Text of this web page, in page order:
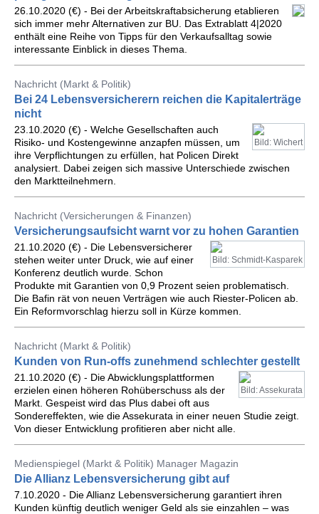
26.10.2020 (€) - Bei der Arbeitskraftabsicherung etablieren
sich immer mehr Alternativen zur BU. Das Extrablatt 4|2020
enthält eine Reihe von Tipps für den Verkaufsalltag sowie
interessante Einblick in dieses Thema.
Nachricht (Markt & Politik)
Bei 24 Lebensversicherern reichen die Kapitalerträge
nicht
Bild: Wichert
23.10.2020 (€) - Welche Gesellschaften auch
Risiko- und Kostengewinne anzapfen müssen, um
ihre Verpflichtungen zu erfüllen, hat Policen Direkt
analysiert. Dabei zeigen sich massive Unterschiede zwischen
den Marktteilnehmern.
Nachricht (Versicherungen & Finanzen)
Versicherungsaufsicht warnt vor zu hohen Garantien
Bild: Schmidt-Kasparek
21.10.2020 (€) - Die Lebensversicherer
stehen weiter unter Druck, wie auf einer
Konferenz deutlich wurde. Schon
Produkte mit Garantien von 0,9 Prozent seien problematisch.
Die Bafin rät von neuen Verträgen wie auch Riester-Policen ab.
Ein Reformvorschlag hierzu soll in Kürze kommen.
Nachricht (Markt & Politik)
Kunden von Run-offs zunehmend schlechter gestellt
Bild: Assekurata
21.10.2020 (€) - Die Abwicklungsplattformen
erzielen einen höheren Rohüberschuss als der
Markt. Gespeist wird das Plus dabei oft aus
Sondereffekten, wie die Assekurata in einer neuen Studie zeigt.
Von dieser Entwicklung profitieren aber nicht alle.
Medienspiegel (Markt & Politik) Manager Magazin
Die Allianz Lebensversicherung gibt auf
7.10.2020 - Die Allianz Lebensversicherung garantiert ihren
Kunden künftig deutlich weniger Geld als sie einzahlen – was